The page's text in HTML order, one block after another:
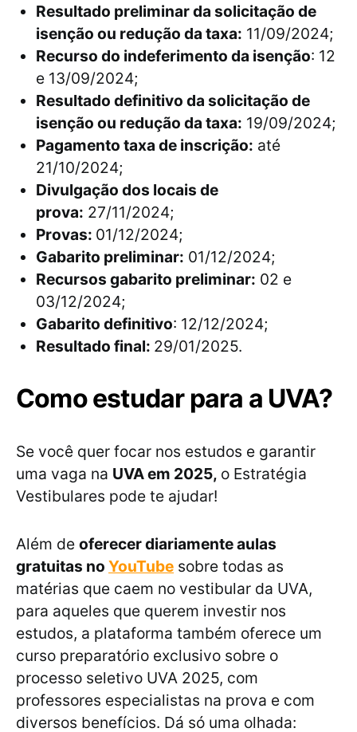
Resultado preliminar da solicitação de
isenção ou redução da taxa: 11/09/2024;
Recurso do indeferimento da isenção: 12
e 13/09/2024;
Resultado definitivo da solicitação de
isenção ou redução da taxa: 19/09/2024;
Pagamento taxa de inscrição: até
21/10/2024;
Divulgação dos locais de
prova: 27/11/2024;
Provas: 01/12/2024;
Gabarito preliminar: 01/12/2024;
Recursos gabarito preliminar: 02 e
03/12/2024;
Gabarito definitivo: 12/12/2024;
Resultado final: 29/01/2025.
Como estudar para a UVA?
Se você quer focar nos estudos e garantir
uma vaga na UVA em 2025, o Estratégia
Vestibulares pode te ajudar!
Além de oferecer diariamente aulas
gratuitas no YouTube sobre todas as
matérias que caem no vestibular da UVA,
para aqueles que querem investir nos
estudos, a plataforma também oferece um
curso preparatório exclusivo sobre o
processo seletivo UVA 2025, com
professores especialistas na prova e com
diversos benefícios. Dá só uma olhada: